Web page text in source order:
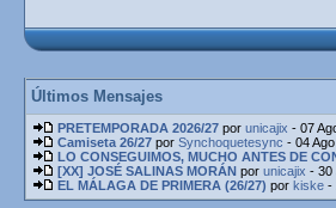
Últimos Mensajes
PRETEMPORADA 2026/27 por unicajix - 07
Camiseta 26/27 por Synchoquetesync - 04
LO CONSEGUIMOS, MUCHO ANTES DE
[XX] JOSÉ SALINAS MORÁN por unicajix - 30
EL MÁLAGA DE PRIMERA (26/27) por kiske -